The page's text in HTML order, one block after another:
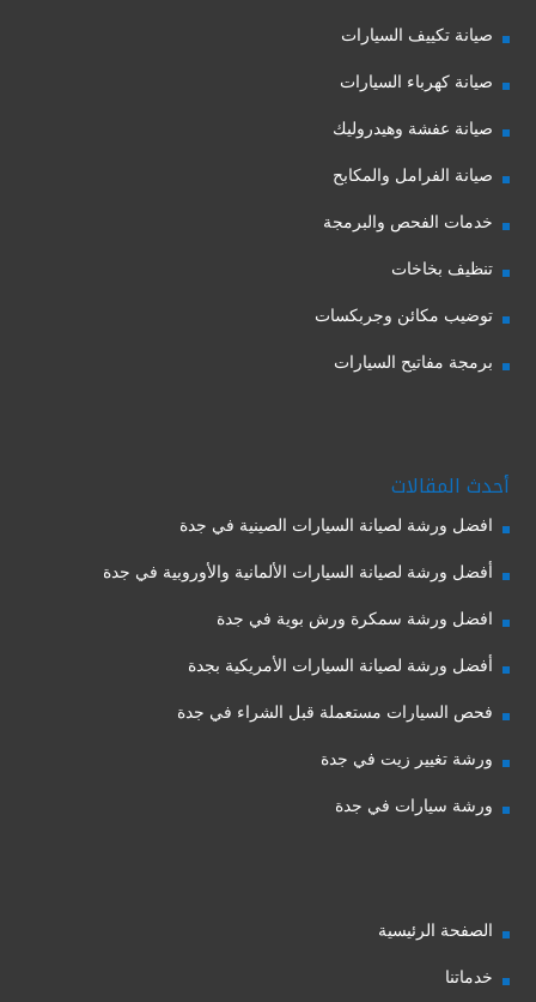
صيانة تكييف السيارات
صيانة كهرباء السيارات
صيانة عفشة وهيدروليك
صيانة الفرامل والمكابح
خدمات الفحص والبرمجة
تنظيف بخاخات
توضيب مكائن وجربكسات
برمجة مفاتيح السيارات
أحدث المقالات
افضل ورشة لصيانة السيارات الصينية في جدة
أفضل ورشة لصيانة السيارات الألمانية والأوروبية في جدة
افضل ورشة سمكرة ورش بوية في جدة
أفضل ورشة لصيانة السيارات الأمريكية بجدة
فحص السيارات مستعملة قبل الشراء في جدة
ورشة تغيير زيت في جدة
ورشة سيارات في جدة
الصفحة الرئيسية
خدماتنا